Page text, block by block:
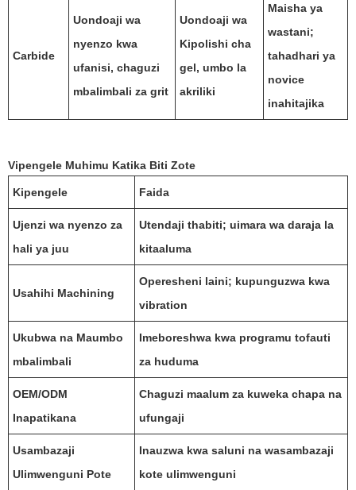
Carbide
Uondoaji wa
nyenzo kwa
ufanisi, chaguzi
mbalimbali za grit
Uondoaji wa
Kipolishi cha
gel, umbo la
akriliki
Maisha ya
wastani;
tahadhari ya
novice
inahitajika
Vipengele Muhimu Katika Biti Zote
Kipengele Faida
Ujenzi wa nyenzo za
hali ya juu
Utendaji thabiti; uimara wa daraja la
kitaaluma
Usahihi Machining
Operesheni laini; kupunguzwa kwa
vibration
Ukubwa na Maumbo
mbalimbali
Imeboreshwa kwa programu tofauti
za huduma
OEM/ODM
Inapatikana
Chaguzi maalum za kuweka chapa na
ufungaji
Usambazaji
Ulimwenguni Pote
Inauzwa kwa saluni na wasambazaji
kote ulimwenguni